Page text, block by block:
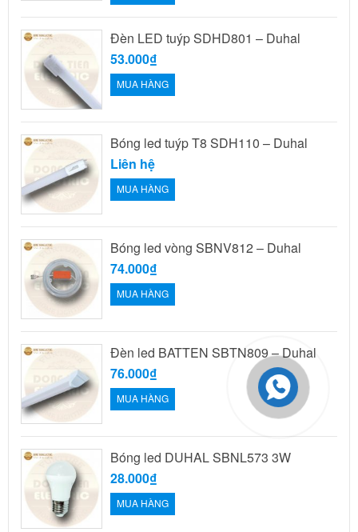
Đèn LED tuýp SDHD801 – Duhal
53.000₫
MUA HÀNG
Bóng led tuýp T8 SDH110 – Duhal
Liên hệ
MUA HÀNG
Bóng led vòng SBNV812 – Duhal
74.000₫
MUA HÀNG
Đèn led BATTEN SBTN809 – Duhal
76.000₫
MUA HÀNG
Bóng led DUHAL SBNL573 3W
28.000₫
MUA HÀNG